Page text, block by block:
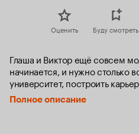
Оценить Буду смотреть
Глаша и Виктор ещё совсем
начинается, и нужно столько
университет, построить
о том, что у них будет
ясного неба. А на дворе —
Полное описание